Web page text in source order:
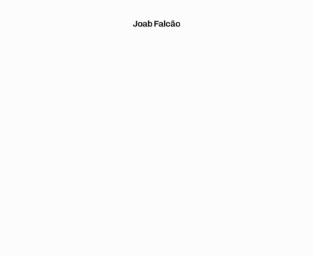
Joab Falcão